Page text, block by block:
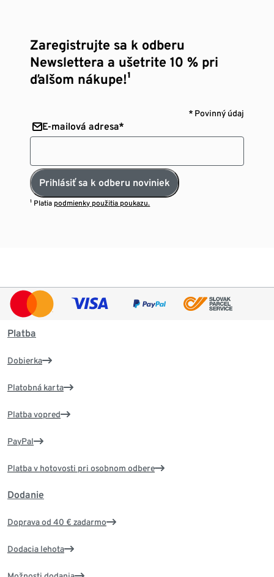
Zaregistrujte sa k odberu
Newslettera a ušetrite 10 % pri
ďalšom nákupe!¹
* Povinný údaj
E-mailová adresa*
Prihlásiť sa k odberu noviniek
¹ Platia podmienky použitia poukazu.
Platba
Dobierka
Platobná karta
Platba vopred
PayPal
Platba v hotovosti pri osobnom odbere
Dodanie
Doprava od 40 € zadarmo
Dodacia lehota